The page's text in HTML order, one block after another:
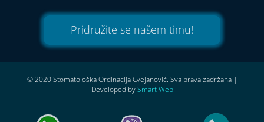
Pridružite se našem timu!
© 2020 Stomatološka Ordinacija Cvejanović. Sva prava zadržana |
Developed bySmart Web